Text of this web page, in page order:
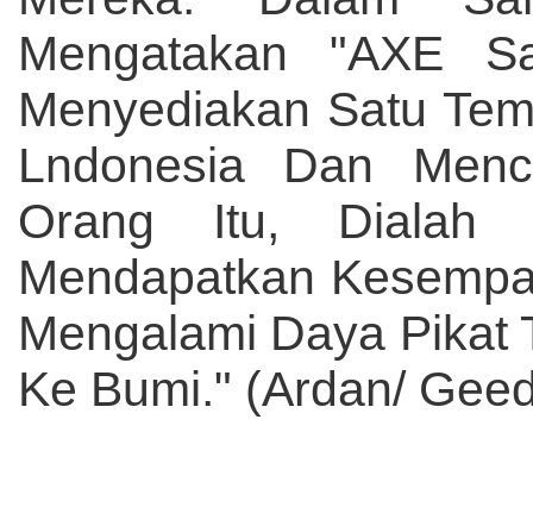
Mengatakan "AXE
Menyediakan Satu
Lndonesia Dan
Orang Itu, Dialah
Mendapatkan
Mengalami Daya Pikat
Ke Bumi." (Ardan/